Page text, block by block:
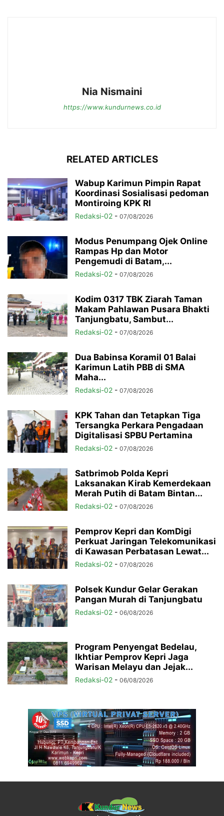
Nia Nismaini
https://www.kundurnews.co.id
RELATED ARTICLES
Wabup Karimun Pimpin Rapat
Koordinasi Sosialisasi pedoman
Montiroing KPK RI
Redaksi-02 - 07/08/2026
Modus Penumpang Ojek Online
Rampas Hp dan Motor
Pengemudi di Batam,...
Redaksi-02 - 07/08/2026
Kodim 0317 TBK Ziarah Taman
Makam Pahlawan Pusara Bhakti
Tanjungbatu, Sambut...
Redaksi-02 - 07/08/2026
Dua Babinsa Koramil 01 Balai
Karimun Latih PBB di SMA
Maha...
Redaksi-02 - 07/08/2026
KPK Tahan dan Tetapkan Tiga
Tersangka Perkara Pengadaan
Digitalisasi SPBU Pertamina
Redaksi-02 - 07/08/2026
Satbrimob Polda Kepri
Laksanakan Kirab Kemerdekaan
Merah Putih di Batam Bintan...
Redaksi-02 - 07/08/2026
Pemprov Kepri dan KomDigi
Perkuat Jaringan Telekomunikasi
di Kawasan Perbatasan Lewat...
Redaksi-02 - 07/08/2026
Polsek Kundur Gelar Gerakan
Pangan Murah di Tanjungbatu
Redaksi-02 - 06/08/2026
Program Penyengat Bedelau,
Ikhtiar Pemprov Kepri Jaga
Warisan Melayu dan Jejak...
Redaksi-02 - 06/08/2026